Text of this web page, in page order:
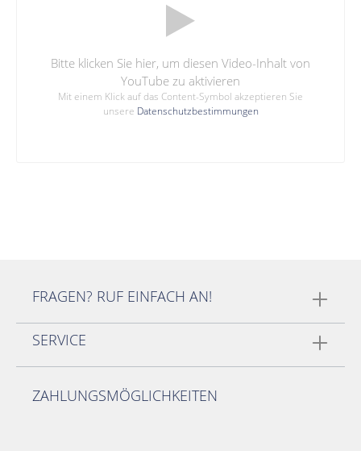
Bitte klicken Sie hier, um diesen Video-Inhalt von
YouTube zu aktivieren
Mit einem Klick auf das Content-Symbol akzeptieren Sie
unsere Datenschutzbestimmungen
FRAGEN? RUF EINFACH AN!
SERVICE
ZAHLUNGSMÖGLICHKEITEN